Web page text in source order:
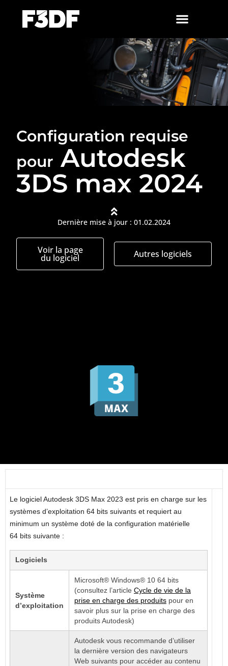
Configuration requise
pour Autodesk
3DS max 2024
Dernière mise à jour : 01.02.2024
Voir la page
du logiciel Autres logiciels
Le logiciel Autodesk 3DS Max 2023 est pris en charge sur les
systèmes d’exploitation 64 bits suivants et requiert au
minimum un système doté de la configuration matérielle
64 bits suivante :
Logiciels
Système
d’exploitation
Microsoft® Windows® 10 64 bits
(consultez l’article Cycle de vie de la
prise en charge des produits pour en
savoir plus sur la prise en charge des
produits Autodesk)
Autodesk vous recommande d’utiliser
la dernière version des navigateurs
Web suivants pour accéder au contenu